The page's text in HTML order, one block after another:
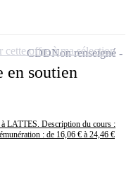
en soutien
LATTES. Description du cours :
: de 16,06 € à 24,46 €
CDDNon renseigné
cette offre à ma sélection